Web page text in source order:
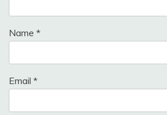
Name *
Email *